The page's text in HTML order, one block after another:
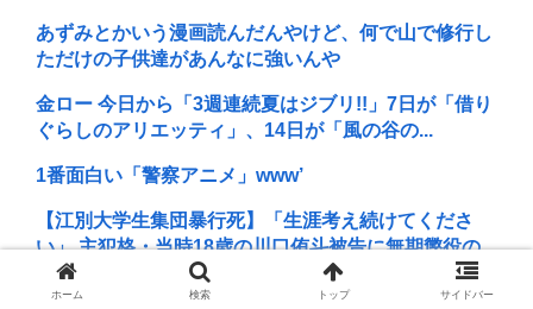
あずみとかいう漫画読んだんやけど、何で山で修行し
ただけの子供達があんなに強いんや
金ロー 今日から「3週連続夏はジブリ!!」7日が「借り
ぐらしのアリエッティ」、14日が「風の谷の...
1番面白い「警察アニメ」www’
【江別大学生集団暴行死】「生涯考え続けてくださ
い」 主犯格・当時18歳の川口侑斗被告に無期懲役の...
女子高生がプロ野球選手を目指す漫画、ついに発見さ
ホーム 検索 トップ サイドバー